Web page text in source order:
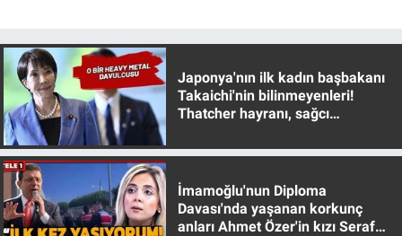
Japonya'nın ilk kadın başbakanı
Takaichi'nin bilinmeyenleri!
Thatcher hayranı, sağcı
İmamoğlu'nun Diploma
Davası'nda yaşanan korkunç
anları Ahmet Özer'in kızı Seraf
Türkiye'nin Gündemi
Yerel Gündem
Yerel Yaşam
Canlı Yayın